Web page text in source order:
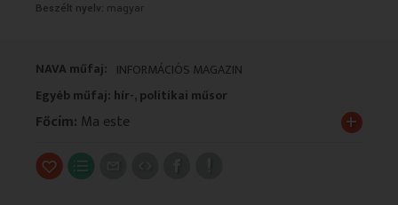
Beszélt nyelv: magyar
NAVA műfaj: INFORMÁCIÓS MAGAZIN
Egyéb műfaj: hír-, politikai műsor
Főcím: Ma este +